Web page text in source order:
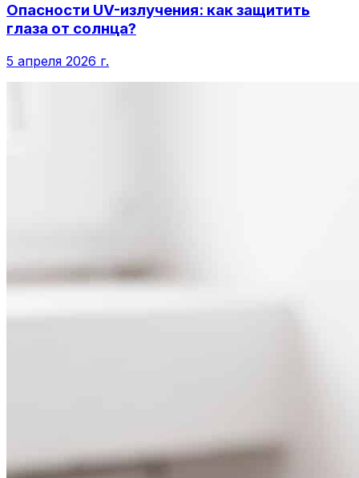
Опасности UV-излучения: как защитить
глаза от солнца?
5 апреля 2026 г.